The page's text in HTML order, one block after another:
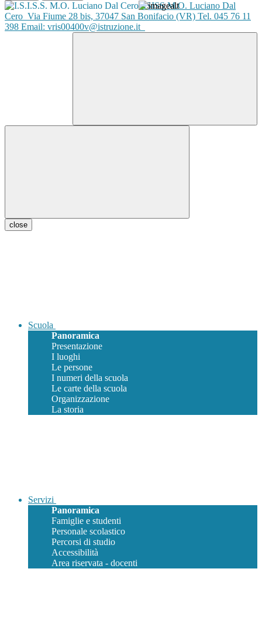
ISISS M.O. Luciano Dal
Cero Via Fiume 28 bis, 37047 San Bonifacio (VR) Tel. 045 76 11
398 Email: vris00400v@istruzione.it
close
Scuola
Panoramica
Presentazione
I luoghi
Le persone
I numeri della scuola
Le carte della scuola
Organizzazione
La storia
Servizi
Panoramica
Famiglie e studenti
Personale scolastico
Percorsi di studio
Accessibilità
Area riservata - docenti